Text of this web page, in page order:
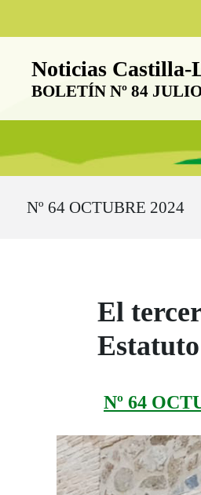
Boletín Noticias
Noticias Castilla-
BOLETÍN Nº 84
Nº 64 OCTUBRE 2024
El
Nº 64